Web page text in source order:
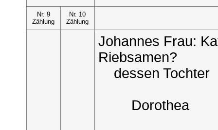
Nr. 9
Zählung
Nr. 10
Zählung
Johannes Frau:
Riebsamen?
dessen Tochter
Dorothea